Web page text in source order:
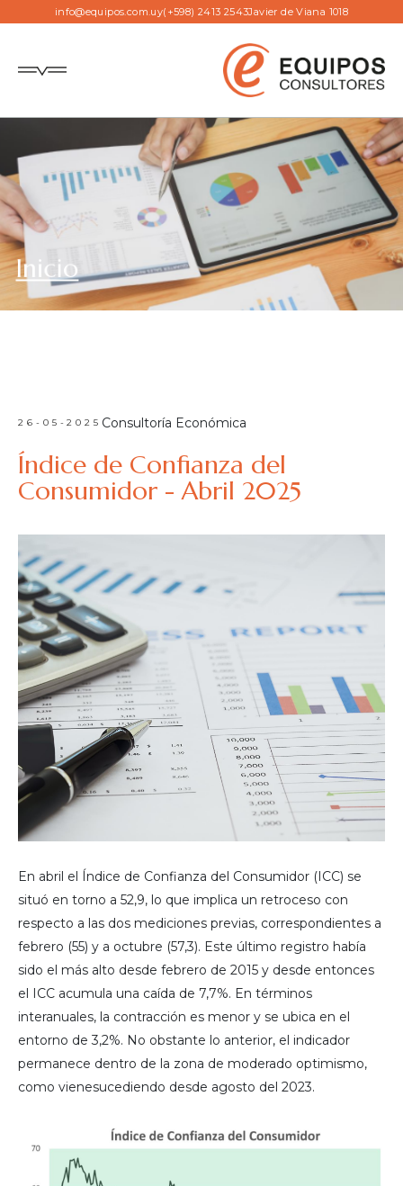
info@equipos.com.uy(+598) 2413 2543Javier de Viana 1018
Inicio
26-05-2025 Consultoría Económica
Índice de Confianza del
Consumidor - Abril 2025
En abril el Índice de Confianza del Consumidor (ICC) se
situó en torno a 52,9, lo que implica un retroceso con
respecto a las dos mediciones previas, correspondientes a
febrero (55) y a octubre (57,3). Este último registro había
sido el más alto desde febrero de 2015 y desde entonces
el ICC acumula una caída de 7,7%. En términos
interanuales, la contracción es menor y se ubica en el
entorno de 3,2%. No obstante lo anterior, el indicador
permanece dentro de la zona de moderado optimismo,
como vienesucediendo desde agosto del 2023.